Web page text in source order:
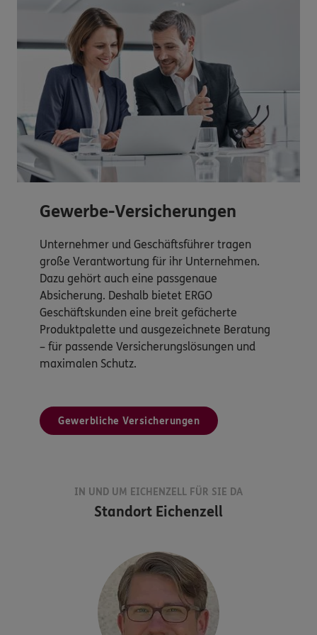
Gewerbe-Versicherungen
Unternehmer und Geschäftsführer tragen
große Verantwortung für ihr Unternehmen.
Dazu gehört auch eine passgenaue
Absicherung. Deshalb bietet ERGO
Geschäftskunden eine breit gefächerte
Produktpalette und ausgezeichnete Beratung
– für passende Versicherungslösungen und
maximalen Schutz.
Gewerbliche Versicherungen
IN UND UM EICHENZELL FÜR SIE DA
Standort Eichenzell